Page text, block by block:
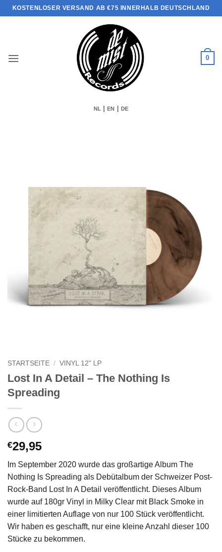
Zum
Inhalt
KOSTENLOSER VERSAND AB €75 INNERHALB DEUTSCHLAND
0
NL |EN DE
STARTSEITE / VINYL 12" LP
Lost In A Detail – The Nothing Is
Spreading
€29,95
Im September 2020 wurde das großartige Album The
Nothing Is Spreading als Debütalbum der Schweizer Post-
Rock-Band Lost In A Detail veröffentlicht. Dieses Album
wurde auf 180gr Vinyl in Milky Clear mit Black Smoke in
einer limitierten Auflage von nur 100 Stück veröffentlicht.
Wir haben es geschafft, nur eine kleine Anzahl dieser 100
Stücke zu bekommen.